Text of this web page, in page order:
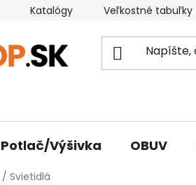
Katalógy Veľkostné tabuľky
Potlač/Výšivka OBUV
/ Svietidlá